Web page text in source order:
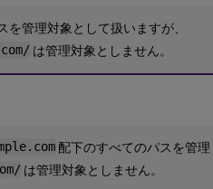
を管理対象として扱いますが、
は管理対象としません。
配下のすべてのパスを管理
は管理対象としません。